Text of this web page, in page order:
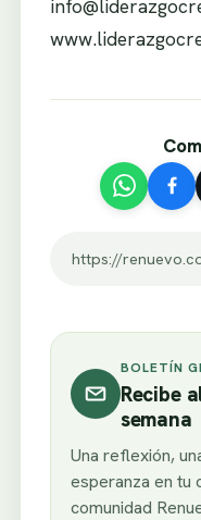
BOLETÍN
Recibe
semana
Una reflexión,
esperanza en tu
comunidad